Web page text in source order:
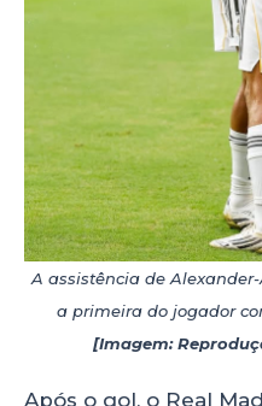
A assistência de
a primeira do jogador
[Imagem:
Após o gol, o Real